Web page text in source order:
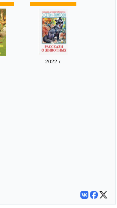
2022 г.